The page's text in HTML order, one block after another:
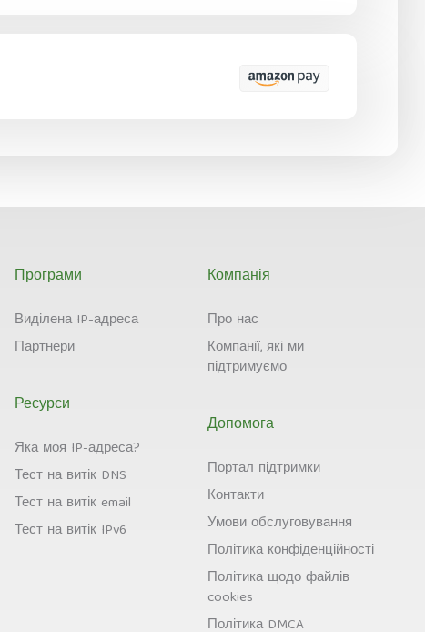
Програми
Виділена IP-адреса
Партнери
Ресурси
Яка моя IP-адреса?
Тест на витік DNS
Тест на витік email
Тест на витік IPv6
Компанія
Про нас
Компанії, які ми
підтримуємо
Допомога
Портал підтримки
Контакти
Умови обслуговування
Політика конфіденційності
Політика щодо файлів
cookies
Політика DMCA